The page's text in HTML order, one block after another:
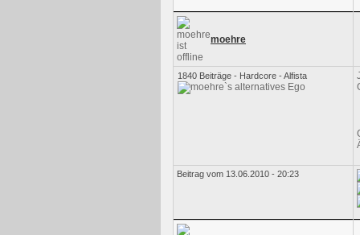
moehre
1840 Beiträge - Hardcore - Alfista
Beitrag vom 13.06.2010 - 20:23